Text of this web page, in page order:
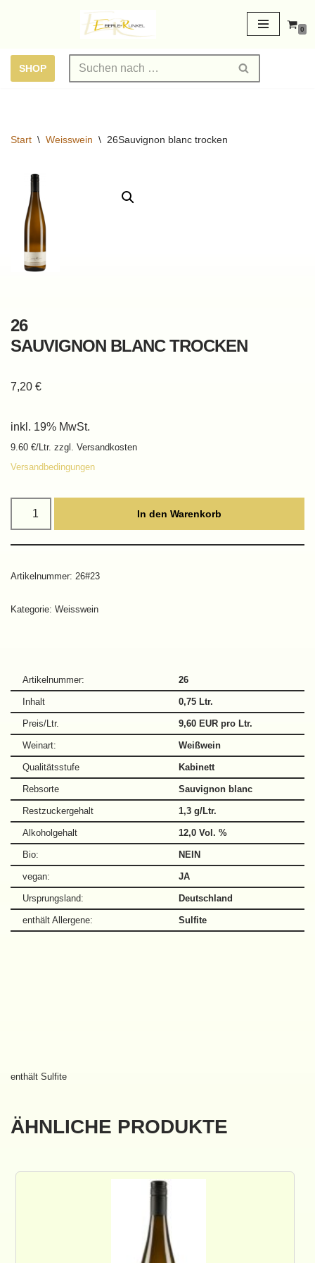
Inhalt
0
SHOP
Start \ Weisswein \ 26Sauvignon blanc trocken
26
SAUVIGNON BLANC TROCKEN
7,20 €
inkl. 19% MwSt.
9.60 €/Ltr. zzgl. Versandkosten
Versandbedingungen
In den Warenkorb
Artikelnummer: 26#23
Kategorie: Weisswein
Artikelnummer: 26
Inhalt 0,75 Ltr.
Preis/Ltr. 9,60 EUR pro Ltr.
Weinart: Weißwein
Qualitätsstufe Kabinett
Rebsorte Sauvignon blanc
Restzuckergehalt 1,3 g/Ltr.
Alkoholgehalt 12,0 Vol. %
Bio: NEIN
vegan: JA
Ursprungsland: Deutschland
enthält Allergene: Sulfite
enthält Sulfite
ÄHNLICHE PRODUKTE